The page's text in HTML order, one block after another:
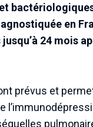
en
24 mois
prévus et